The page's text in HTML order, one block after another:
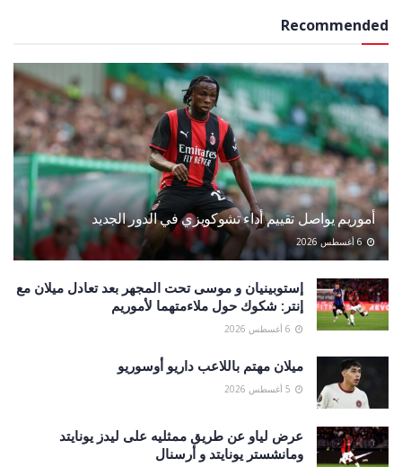
Recommended
أموريم يواصل تقييم أداء تشوكويزي في الدور الجديد
6 أغسطس 2026
إستوبينيان و موسى تحت المجهر بعد تعادل ميلان مع
إنتر: شكوك حول ملاءمتهما لأموريم
ميلان مهتم باللاعب داريو أوسوريو
عرض لياو عن طريق ممثليه على ليدز يونايتد
ومانشستر يونايتد و أرسنال